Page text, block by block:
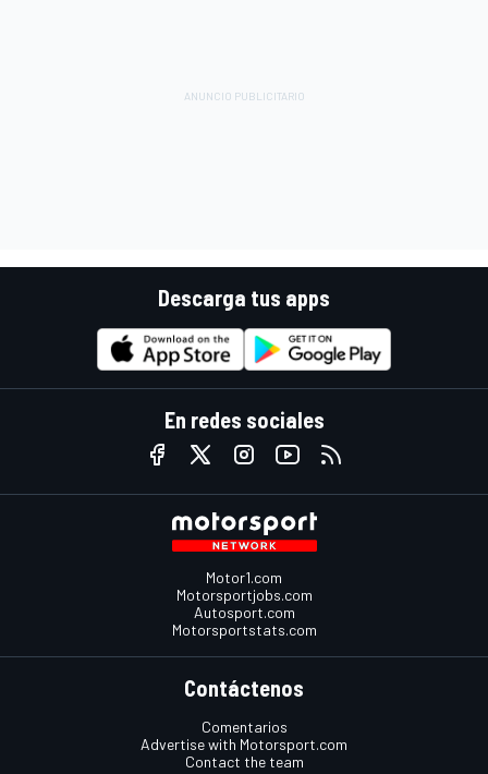
Descarga tus apps
En redes sociales
Motor1.com
Motorsportjobs.com
Autosport.com
Motorsportstats.com
Contáctenos
Comentarios
Advertise with Motorsport.com
Contact the team